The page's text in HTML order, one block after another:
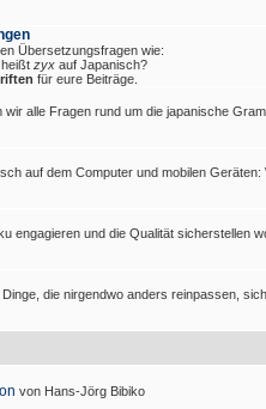
Übersetzungsfragen wie:
zyx auf Japanisch?
für eure Beiträge.
alle Fragen rund um die japanische
auf dem Computer und mobilen
engagieren und die Qualität sicherstellen
die nirgendwo anders reinpassen,
von Hans-Jörg Bibiko